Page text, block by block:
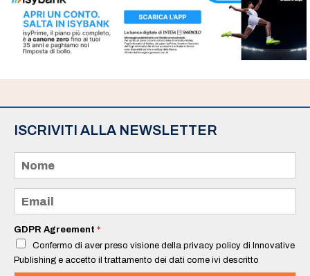
ISCRIVITI ALLA NEWSLETTER
m
e
a
i
*
GDPR Agreement *
Confermo di aver preso visione della privacy policy di Innovative
Publishing e accetto il trattamento dei dati come ivi descritto